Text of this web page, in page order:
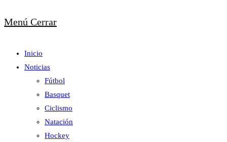
Menú Cerrar
Inicio
Noticias
Fútbol
Basquet
Ciclismo
Natación
Hockey